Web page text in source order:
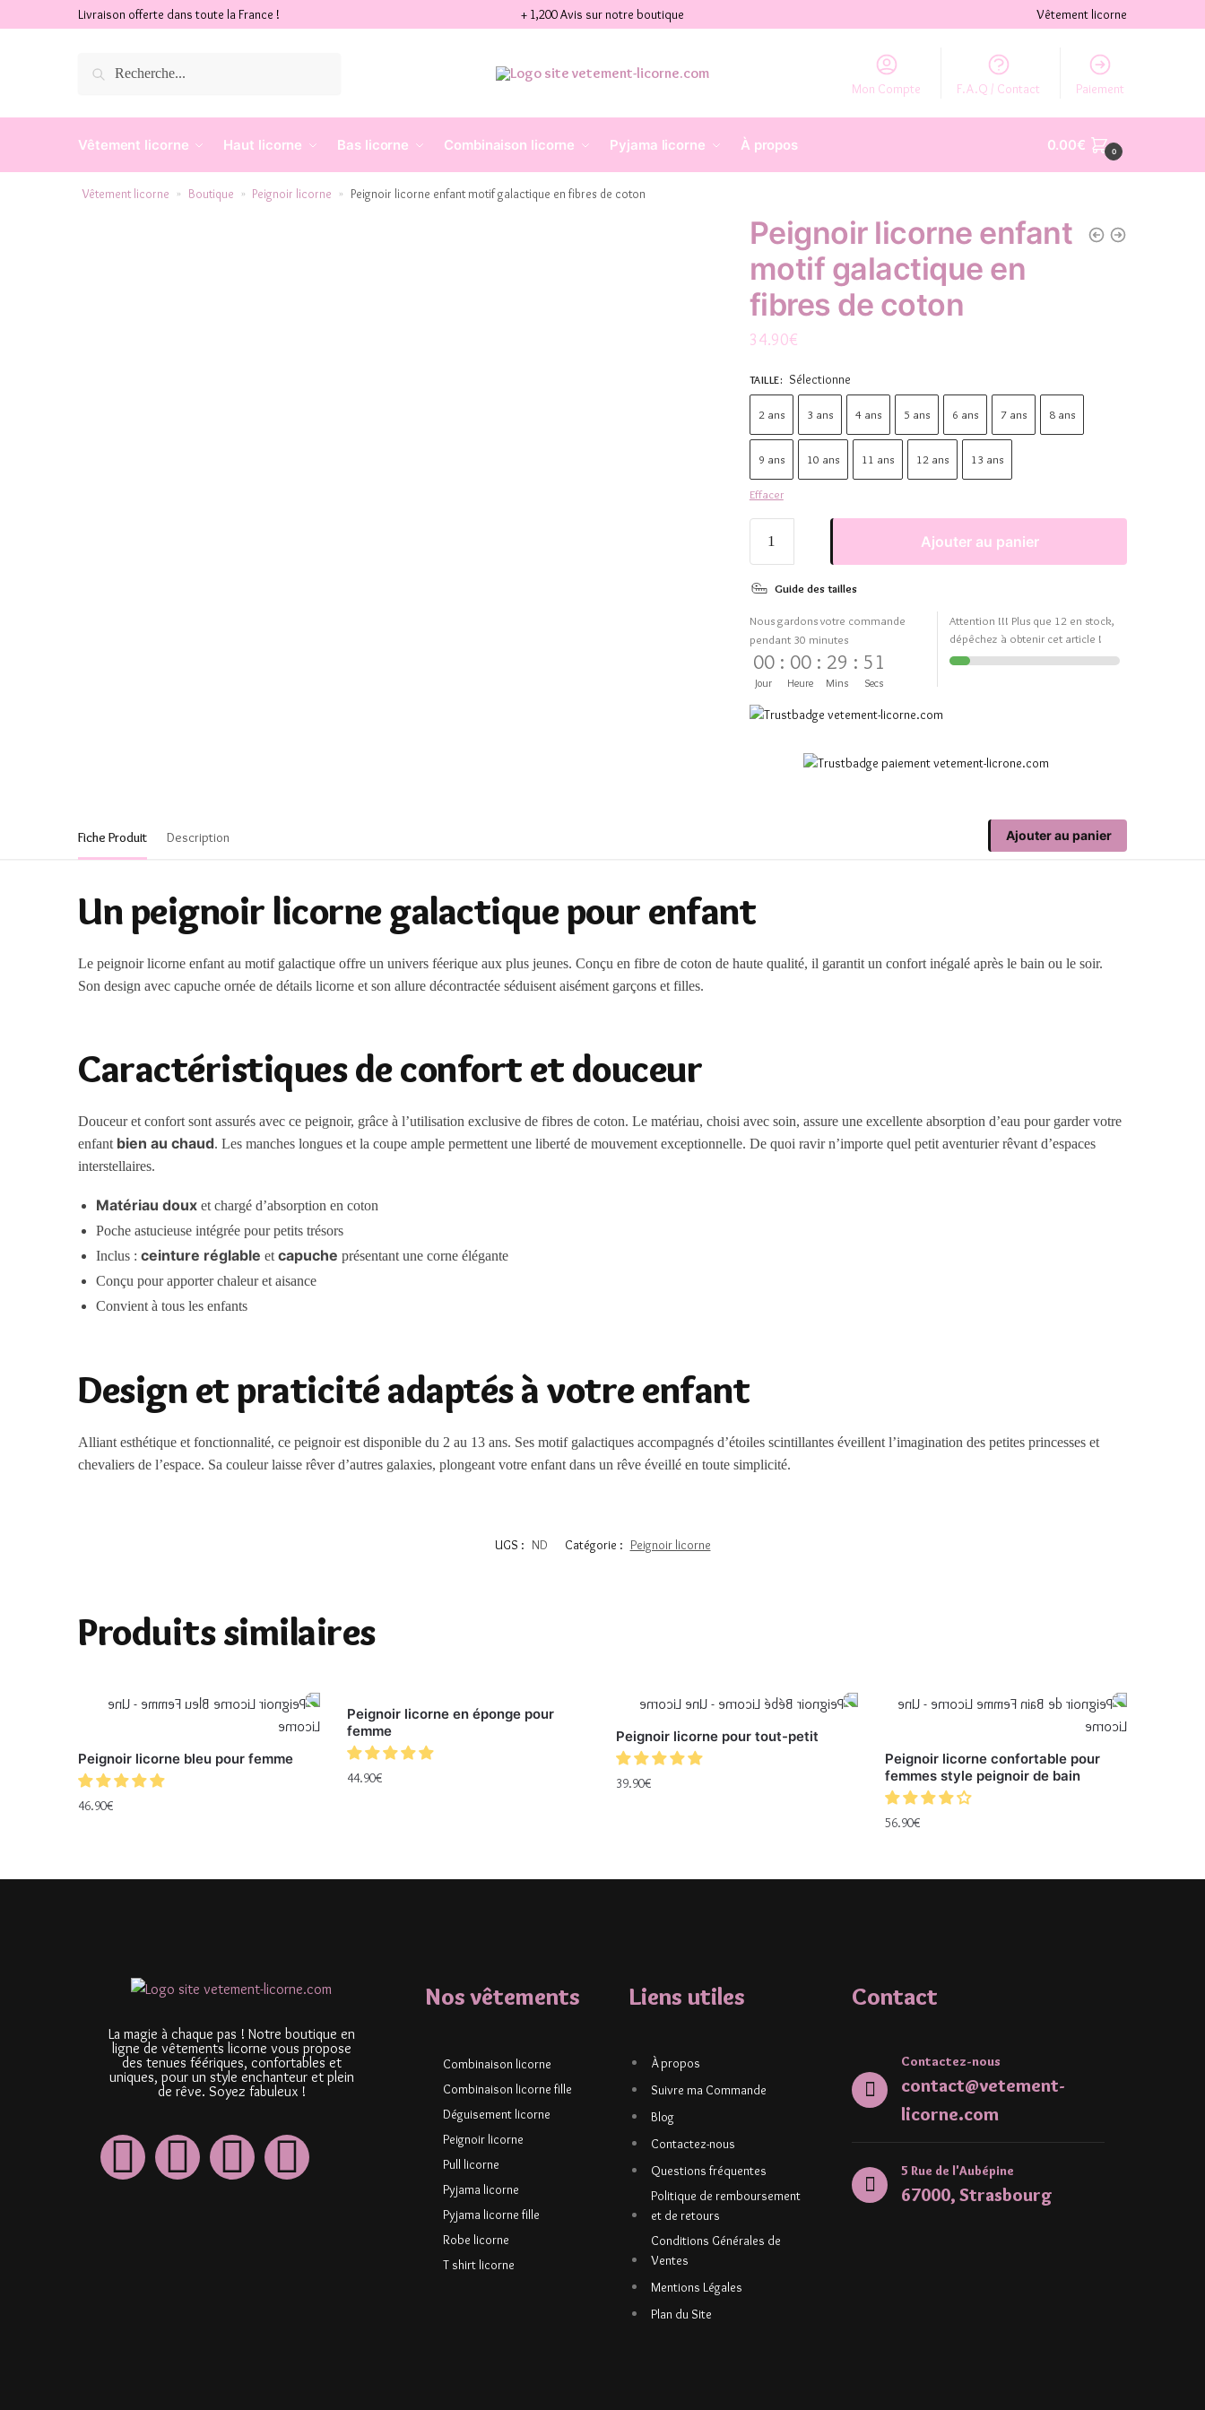
Livraison offerte dans toute la France ! + 1,200 Avis sur notre boutique Vêtement licorne
Recherche Mon Compte F.A.Q / Contact Paiement
Vêtement licorne Haut licorne Bas licorne Combinaison licorne Pyjama licorne À propos 0.00€ 0
Vêtement licorne » Boutique » Peignoir licorne » Peignoir licorne enfant motif galactique en fibres de coton
Peignoir licorne enfant
motif galactique en
fibres de coton
34.90€
TAILLE: Sélectionne
2 ans 3 ans 4 ans 5 ans 6 ans 7 ans 8 ans
9 ans 10 ans 11 ans 12 ans 13 ans
Effacer
Ajouter au panier
Guide des tailles
Nous gardons votre commande
pendant 30 minutes
00
Jour
: 00
Heure
: 29
Mins
: 50
Secs
Attention !!! Plus que 12 en stock,
dépêchez à obtenir cet article !
Fiche Produit Description Ajouter au panier
Un peignoir licorne galactique pour enfant
Le peignoir licorne enfant au motif galactique offre un univers féerique aux plus jeunes. Conçu en fibre de coton de haute qualité, il garantit un confort inégalé après le bain ou le soir.
Son design avec capuche ornée de détails licorne et son allure décontractée séduisent aisément garçons et filles.
Caractéristiques de confort et douceur
Douceur et confort sont assurés avec ce peignoir, grâce à l’utilisation exclusive de fibres de coton. Le matériau, choisi avec soin, assure une excellente absorption d’eau pour garder votre
enfant bien au chaud. Les manches longues et la coupe ample permettent une liberté de mouvement exceptionnelle. De quoi ravir n’importe quel petit aventurier rêvant d’espaces
interstellaires.
Matériau doux et chargé d’absorption en coton
Poche astucieuse intégrée pour petits trésors
Inclus :ceinture réglable etcapuche présentant une corne élégante
Conçu pour apporter chaleur et aisance
Convient à tous les enfants
Design et praticité adaptés à votre enfant
Alliant esthétique et fonctionnalité, ce peignoir est disponible du 2 au 13 ans. Ses motif galactiques accompagnés d’étoiles scintillantes éveillent l’imagination des petites princesses et
chevaliers de l’espace. Sa couleur laisse rêver d’autres galaxies, plongeant votre enfant dans un rêve éveillé en toute simplicité.
UGS : ND Catégorie : Peignoir licorne
Produits similaires
Peignoir licorne bleu pour femme
46.90€
Peignoir licorne en éponge pour
femme
44.90€
Peignoir licorne pour tout-petit
39.90€
Peignoir licorne confortable pour
femmes style peignoir de bain
56.90€
La magie à chaque pas ! Notre boutique en
ligne de vêtements licorne vous propose
des tenues féériques, confortables et
uniques, pour un style enchanteur et plein
de rêve. Soyez fabuleux !
Nos vêtements
Combinaison licorne
Combinaison licorne fille
Déguisement licorne
Peignoir licorne
Pull licorne
Pyjama licorne
Pyjama licorne fille
Robe licorne
T shirt licorne
Liens utiles
À propos
Suivre ma Commande
Blog
Contactez-nous
Questions fréquentes
Politique de remboursement
et de retours
Conditions Générales de
Ventes
Mentions Légales
Plan du Site
Contact
Contactez-nous
contact@vetement-
licorne.com
5 Rue de l'Aubépine
67000, Strasbourg